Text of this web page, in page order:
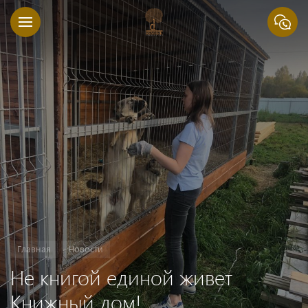
Главная Новости
Не книгой единой живет
Книжный дом!